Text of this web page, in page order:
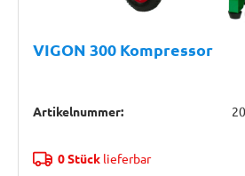
VIGON 300 Kompressor
Artikelnummer:
0 Stücklieferbar